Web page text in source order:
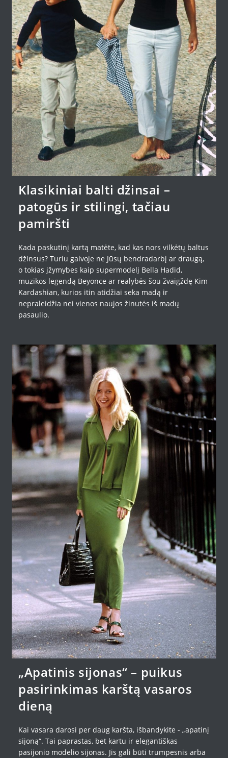
Klasikiniai balti džinsai –
patogūs ir stilingi, tačiau
pamiršti
Kada paskutinį kartą matėte, kad kas nors vilkėtų baltus
džinsus? Turiu galvoje ne Jūsų bendradarbį ar draugą,
o tokias įžymybes kaip supermodelį Bella Hadid,
muzikos legendą Beyonce ar realybės šou žvaigždę Kim
Kardashian, kurios itin atidžiai seka madą ir
nepraleidžia nei vienos naujos žinutės iš madų
pasaulio.
„Apatinis sijonas“ – puikus
pasirinkimas karštą vasaros
dieną
Kai vasara darosi per daug karšta, išbandykite - „apatinį
sijoną“. Tai paprastas, bet kartu ir elegantiškas
pasijonio modelio sijonas. Jis gali būti trumpesnis arba